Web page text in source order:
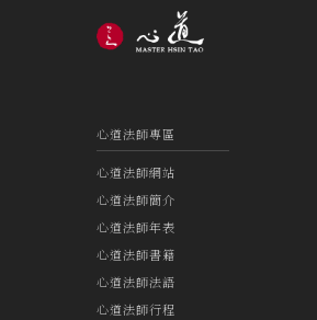
心道法師專區
心道法師網站
心道法師簡介
心道法師年表
心道法師書籍
心道法師法語
心道法師行程